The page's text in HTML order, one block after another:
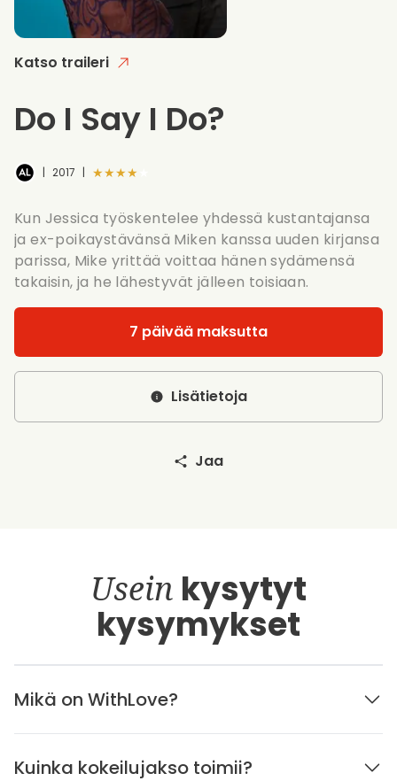
Katso traileri
Do I Say I Do?
| 2017 | ★★★★★
Kun Jessica työskentelee yhdessä kustantajansa
ja ex-poikaystävänsä Miken kanssa uuden kirjansa
parissa, Mike yrittää voittaa hänen sydämensä
takaisin, ja he lähestyvät jälleen toisiaan.
7 päivää maksutta
Lisätietoja
Jaa
Usein kysytyt
kysymykset
Mikä on WithLove?
Kuinka kokeilujakso toimii?